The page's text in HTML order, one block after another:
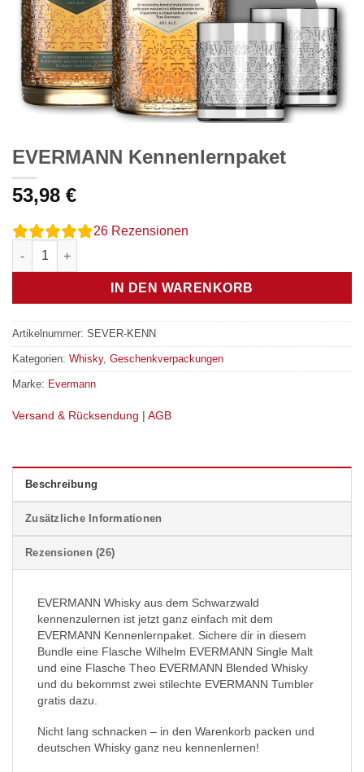
EVERMANN Kennenlernpaket
53,98 €
26 Rezensionen
EVERMANN Kennenlernpaket Menge
IN DEN WARENKORB
Artikelnummer: SEVER-KENN
Kategorien: Whisky, Geschenkverpackungen
Marke: Evermann
Versand & Rücksendung | AGB
Beschreibung
Zusätzliche Informationen
Rezensionen (26)
EVERMANN Whisky aus dem Schwarzwald
kennenzulernen ist jetzt ganz einfach mit dem
EVERMANN Kennenlernpaket. Sichere dir in diesem
Bundle eine Flasche Wilhelm EVERMANN Single Malt
und eine Flasche Theo EVERMANN Blended Whisky
und du bekommst zwei stilechte EVERMANN Tumbler
gratis dazu.
Nicht lang schnacken – in den Warenkorb packen und
deutschen Whisky ganz neu kennenlernen!